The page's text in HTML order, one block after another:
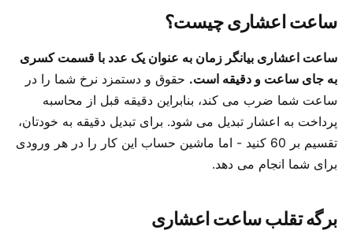
ساعت اعشاری چیست؟
ساعت اعشاری بیانگر زمان به عنوان یک عدد با قسمت کسری
به جای ساعت و دقیقه است. حقوق و دستمزد نرخ شما را در
ساعت شما ضرب می کند، بنابراین دقیقه قبل از محاسبه
پرداخت به اعشار تبدیل می شود. برای تبدیل دقیقه به خودتان،
تقسیم بر 60 کنید - اما ماشین حساب این کار را در هر ورودی
برای شما انجام می دهد.
برگه تقلب ساعت اعشاری